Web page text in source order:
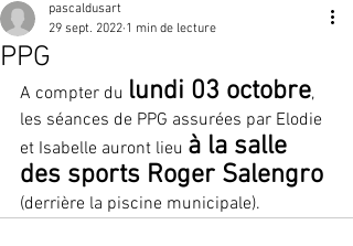
PPG
pascaldusart
29 sept. 2022 1 min de lecture
A compter du lundi 03 octobre,
les séances de PPG assurées par Elodie
et Isabelle auront lieu à la salle
des sports Roger Salengro
(derrière la piscine municipale).